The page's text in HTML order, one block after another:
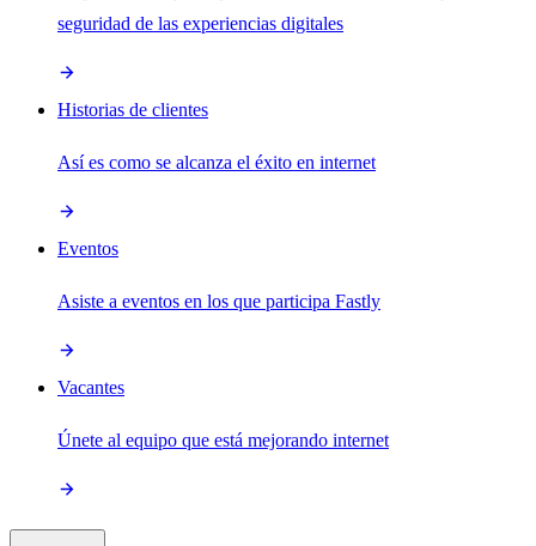
seguridad de las experiencias digitales
Historias de clientes
Así es como se alcanza el éxito en internet
Eventos
Asiste a eventos en los que participa Fastly
Vacantes
Únete al equipo que está mejorando internet